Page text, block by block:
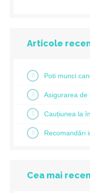
Articole
Poti munci
Asigurarea de
Cauțiunea la
Recomandări
Cea mai